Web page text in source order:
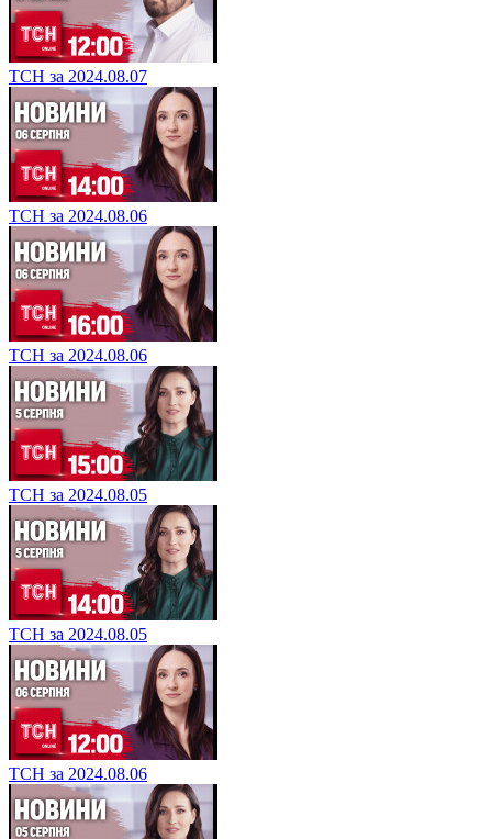
ТСН за 2024.08.07
ТСН за 2024.08.06
ТСН за 2024.08.06
ТСН за 2024.08.05
ТСН за 2024.08.05
ТСН за 2024.08.06